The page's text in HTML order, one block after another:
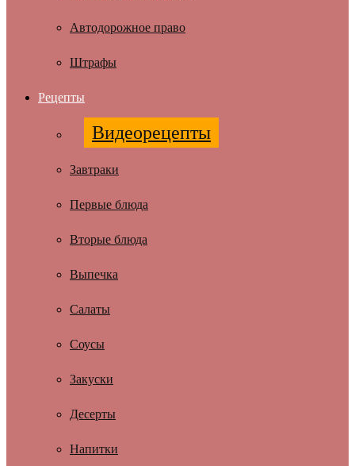
Автодорожное право
Штрафы
Рецепты
Видеорецепты
Завтраки
Первые блюда
Вторые блюда
Выпечка
Салаты
Соусы
Закуски
Десерты
Напитки